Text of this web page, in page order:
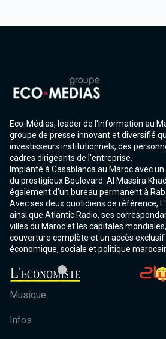
Eco-Médias, leader de l'information au
groupe de presse innovant et diversifié
investisseurs institutionnels, des
cadres dirigeants de l'entreprise.
Implanté à Casablanca au Maroc avec
du prestigieux Boulevard. Al Massira
également d'un bureau permanent à
Avec ses deux quotidiens de référence,
ainsi que Atlantic Radio, ses
villes du Maroc et les capitales
couverture complète et un accès
économique, sociale et politique
Musique
Infos